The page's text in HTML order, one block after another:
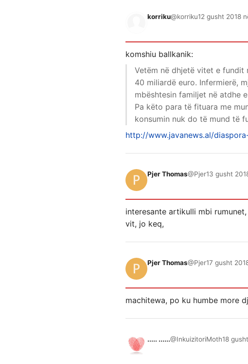
korriku@korriku12 gusht 2018
komshiu ballkanik:
Vetëm në dhjetë vitet e fundit
40 miliardë euro. Infermierë,
mbështesin familjet në atdhe
Pa këto para të fituara me
konsumin nuk do të mund të
http://www.javanews.al/
Pjer Thomas@Pjer13 gusht
interesante artikulli mbi
vit, jo keq,
Pjer Thomas@Pjer17 gusht
machitewa, po ku humbe more
..... ......@InkuizitoriMoth18